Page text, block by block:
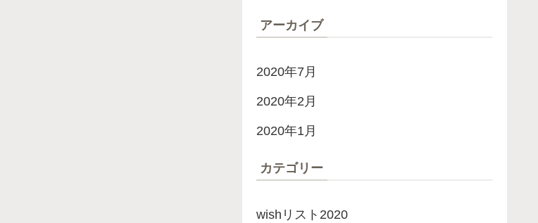
アーカイブ
2020年7月
2020年2月
2020年1月
カテゴリー
wishリスト2020